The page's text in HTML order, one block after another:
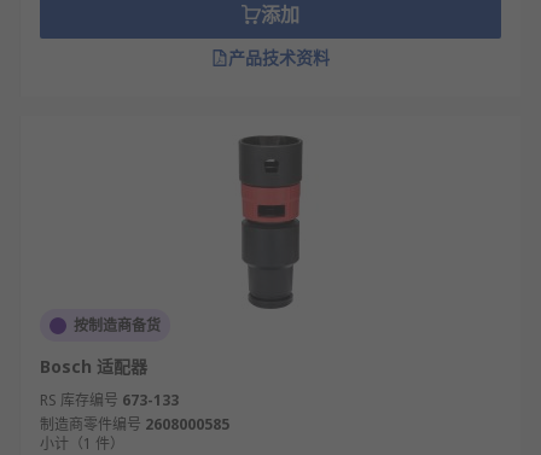
清洁维护：滤芯、毛刷等维修替换配件，用于
吸尘器日常保养，延长主机使用寿命。
为您提供了不同品牌的吸尘器配件，如
Starmix、
格、型号的产品供您挑选，从而满足不同的应用场景
欢迎查看和订购RS 欧时的吸尘器配件及相关产品，
现货订购24小时内发货，线上下单满额免运费。
添加
产品技术资料
按制造商备货
Bosch 适配器
RS 库存编号 673-133
制造商零件编号 2608000585
小计（1 件）